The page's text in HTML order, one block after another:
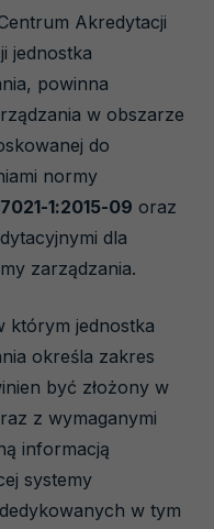
Akredytacji
jednostka
powinna
w obszarze
do
normy
1:2015-09 oraz
dla
zarządzania.
którym jednostka
określa zakres
być złożony w
z wymaganymi
informacją
systemy
w tym